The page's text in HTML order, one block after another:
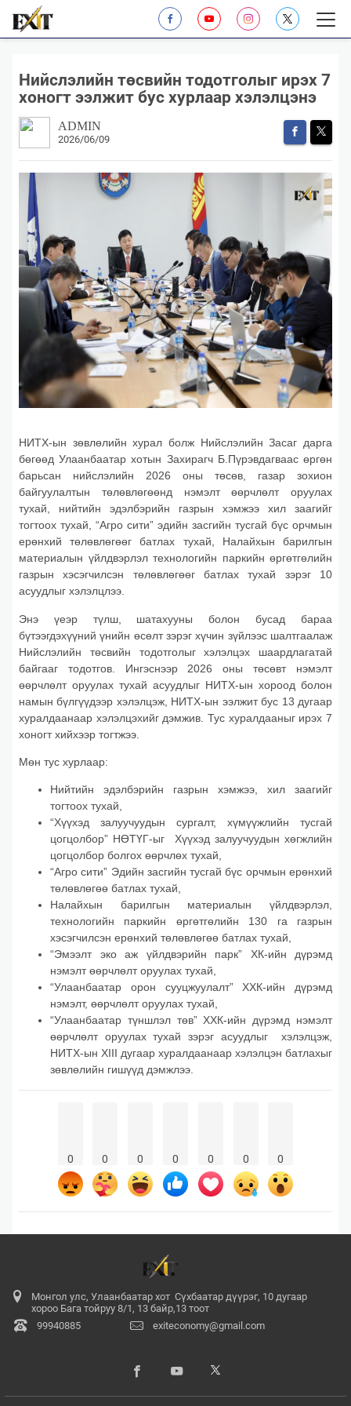
​Нийслэлийн төсвийн тодотголыг ирэх 7
хоногт ээлжит бус хурлаар хэлэлцэнэ
ADMIN
2026/06/09
НИТХ-ын зөвлөлийн хурал болж Нийслэлийн Засаг дарга
бөгөөд Улаанбаатар хотын Захирагч Б.Пүрэвдагваас өргөн
барьсан нийслэлийн 2026 оны төсөв, газар зохион
байгуулалтын төлөвлөгөөнд нэмэлт өөрчлөлт оруулах
тухай, нийтийн эдэлбэрийн газрын хэмжээ хил заагийг
тогтоох тухай, “Агро сити” эдийн засгийн тусгай бүс орчмын
ерөнхий төлөвлөгөөг батлах тухай, Налайхын барилгын
материалын үйлдвэрлэл технологийн паркийн өргөтгөлийн
газрын хэсэгчилсэн төлөвлөгөөг батлах тухай зэрэг 10
асуудлыг хэлэлцлээ.
Энэ үеэр түлш, шатахууны болон бусад бараа
бүтээгдэхүүний үнийн өсөлт зэрэг хүчин зүйлээс шалтгаалаж
Нийслэлийн төсвийн тодотголыг хэлэлцэх шаардлагатай
байгааг тодотгов. Ингэснээр 2026 оны төсөвт нэмэлт
өөрчлөлт оруулах тухай асуудлыг НИТХ-ын хороод болон
намын бүлгүүдээр хэлэлцэж, НИТХ-ын ээлжит бус 13 дугаар
хуралдаанаар хэлэлцэхийг дэмжив. Тус хуралдааныг ирэх 7
хоногт хийхээр тогтжээ.
Мөн тус хурлаар:
Нийтийн эдэлбэрийн газрын хэмжээ, хил заагийг
тогтоох тухай,
“Хүүхэд залуучуудын сургалт, хүмүүжлийн тусгай
цогцолбор” НӨТҮГ-ыг Хүүхэд залуучуудын хөгжлийн
цогцолбор болгох өөрчлөх тухай,
“Агро сити” Эдийн засгийн тусгай бүс орчмын ерөнхий
төлөвлөгөө батлах тухай,
Налайхын барилгын материалын үйлдвэрлэл,
технологийн паркийн өргөтгөлийн 130 га газрын
хэсэгчилсэн ерөнхий төлөвлөгөө батлах тухай,
“Эмээлт эко аж үйлдвэрийн парк” ХК-ийн дүрэмд
нэмэлт өөрчлөлт оруулах тухай,
“Улаанбаатар орон сууцжуулалт” ХХК-ийн дүрэмд
нэмэлт, өөрчлөлт оруулах тухай,
“Улаанбаатар түншлэл төв” ХХК-ийн дүрэмд нэмэлт
өөрчлөлт оруулах тухай зэрэг асуудлыг хэлэлцэж,
НИТХ-ын XIII дугаар хуралдаанаар хэлэлцэн батлахыг
зөвлөлийн гишүүд дэмжлээ.
0 0 0 0 0 0 0
Монгол улс, Улаанбаатар хот Сүхбаатар дүүрэг, 10 дугаар
хороо Бага тойруу 8/1, 13 байр,13 тоот
99940885
exiteconomy@gmail.com